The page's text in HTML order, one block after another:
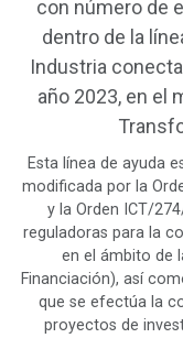
con número de
dentro de la
Industria
año 2023, en el
Esta línea de ayuda
modificada por la
y la Orden ICT/
reguladoras para la
en el ámbito de
Financiación), así
que se efectúa la
proyectos de